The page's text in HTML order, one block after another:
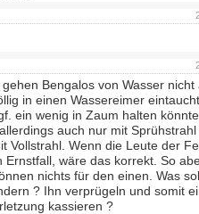
Bengalos von Wasser nicht
in einen Wassereimer
ein wenig in Zaum halten
auch nur mit
Vollstrahl. Wenn die Leute der
wäre das korrekt. So
nichts für den einen. Was
? Ihn verprügeln und somit
kassieren ?